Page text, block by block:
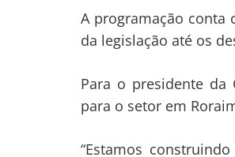
A programação conta
da legislação até os
Para o presidente da
para o setor em
“Estamos